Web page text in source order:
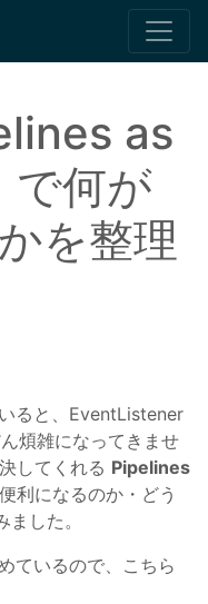
as
で何が
を整理
ると、EventListener
煩雑になってきませ
してくれる Pipelines
利になるのか・どう
した。
ているので、こちら